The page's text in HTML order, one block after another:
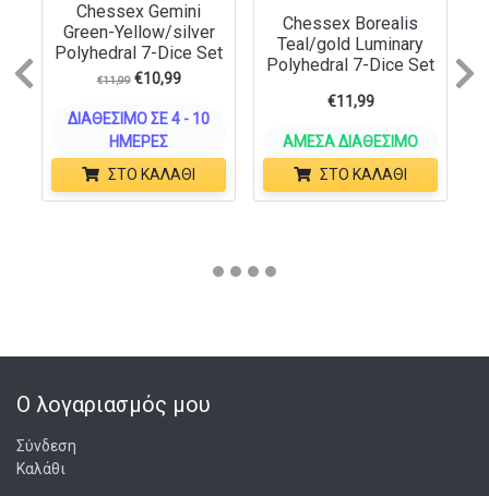
Chessex Gemini
Green-Yellow/silver
Polyhedral 7-Dice Set
€11,99 €10,99
ΔΙΑΘΈΣΙΜΟ ΣΕ 4 - 10
ΗΜΈΡΕΣ
ΣΤΟ ΚΑΛΆΘΙ
Chessex Borealis
Teal/gold Luminary
Polyhedral 7-Dice Set
€11,99
ΆΜΕΣΑ ΔΙΑΘΈΣΙΜΟ
ΣΤΟ ΚΑΛΆΘΙ
Previous
Ο λογαριασμός μου
Σύνδεση
Καλάθι